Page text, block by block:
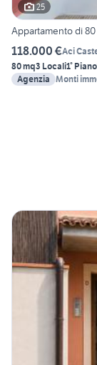
25
Appartamento di
118.000 €Aci
80 mq3 Locali1° Piano
Agenzia Monti